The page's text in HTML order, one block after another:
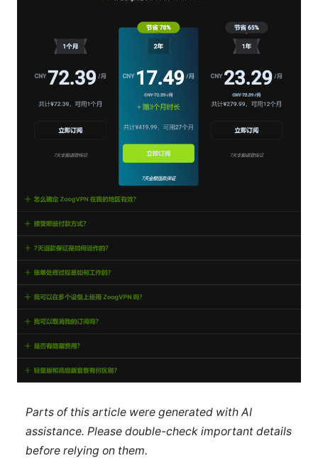
Parts of this article were generated with AI
assistance. Please double-check important details
before relying on them.